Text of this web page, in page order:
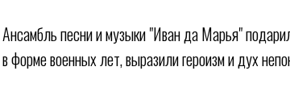
Ансамбль песни и музыки "Иван да Марья"
в форме военных лет, выразили героизм и дух